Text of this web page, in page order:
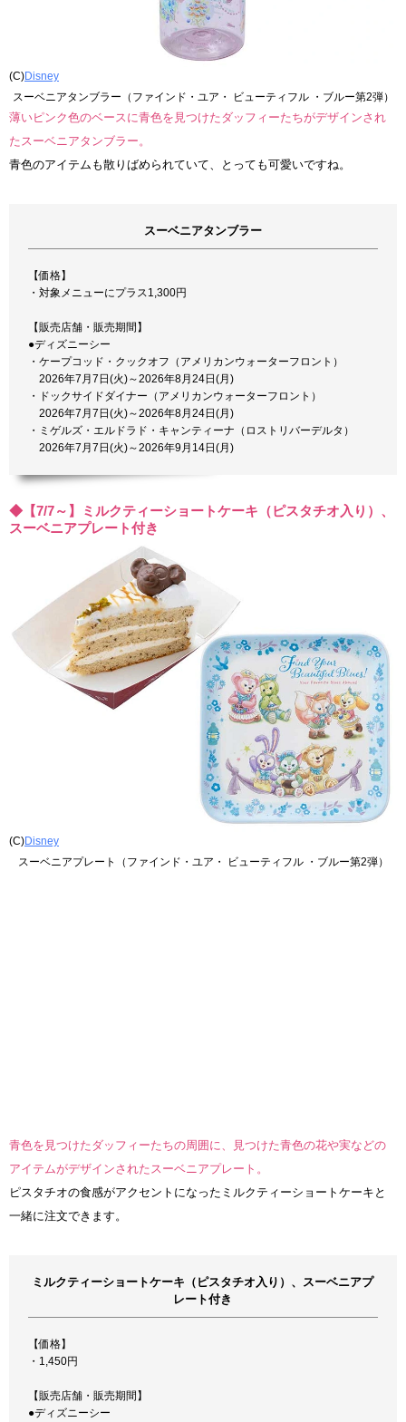
(C)Disney
スーベニアタンブラー（ファインド・ユア・ ビューティフル ・ブルー第2弾）
薄いピンク色のベースに青色を見つけたダッフィーたちがデザインされ
たスーベニアタンブラー。
青色のアイテムも散りばめられていて、とっても可愛いですね。
スーベニアタンブラー
【価格】
・対象メニューにプラス1,300円
【販売店舗・販売期間】
●ディズニーシー
・ケープコッド・クックオフ（アメリカンウォーターフロント）
2026年7月7日(火)～2026年8月24日(月)
・ドックサイドダイナー（アメリカンウォーターフロント）
2026年7月7日(火)～2026年8月24日(月)
・ミゲルズ・エルドラド・キャンティーナ（ロストリバーデルタ）
2026年7月7日(火)～2026年9月14日(月)
◆【7/7～】ミルクティーショートケーキ（ピスタチオ入り）、
スーベニアプレート付き
(C)Disney
スーベニアプレート（ファインド・ユア・ ビューティフル ・ブルー第2弾）
青色を見つけたダッフィーたちの周囲に、見つけた青色の花や実などの
アイテムがデザインされたスーベニアプレート。
ピスタチオの食感がアクセントになったミルクティーショートケーキと
一緒に注文できます。
ミルクティーショートケーキ（ピスタチオ入り）、スーベニアプ
レート付き
【価格】
・1,450円
【販売店舗・販売期間】
●ディズニーシー